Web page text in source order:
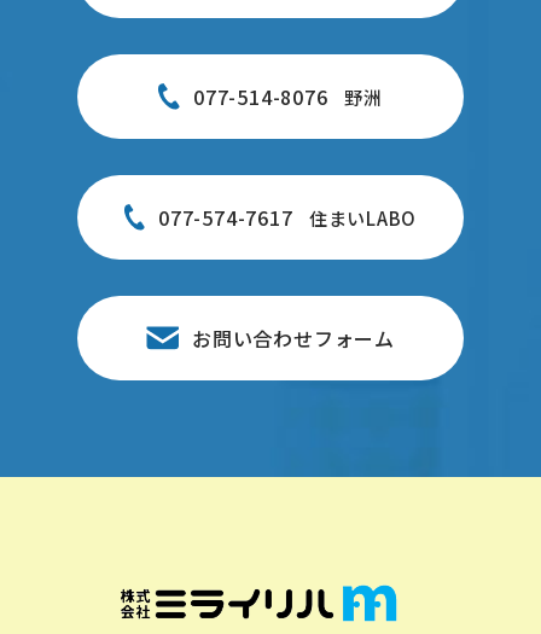
077-514-8076 野洲
077-574-7617 住まいLABO
お問い合わせフォーム